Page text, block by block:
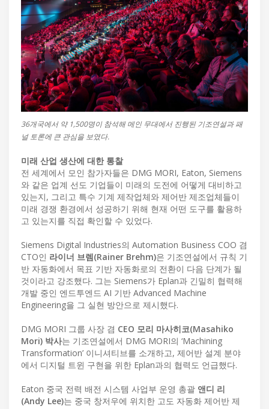
36개국에서 약 1,500명이 참석해 메인 무대에서 진행된 기조연설과 패
널 토론에 큰 관심을 보였다.
미래 산업 생산에 대한 통찰
전 세계에서 모인 참가자들은 DMG MORI, Eaton, Siemens
와 같은 업계 선도 기업들이 미래의 도전에 어떻게 대비하고
있는지, 그리고 특수 기계 제작업체와 제어반 제조업체들이
미래 경쟁 환경에서 성공하기 위해 현재 어떤 도구를 활용하
고 있는지를 직접 확인할 수 있었다.
Siemens Digital Industries의 Automation Business COO 겸
CTO인 라이너 브렘(Rainer Brehm)은 기조연설에서 규칙 기
반 자동화에서 목표 기반 자동화로의 전환이 다음 단계가 될
것이라고 강조했다. 그는 Siemens가 Eplan과 긴밀히 협력해
개발 중인 엔드투엔드 AI 기반 Advanced Machine
Engineering을 그 실현 방안으로 제시했다.
DMG MORI 그룹 사장 겸 CEO 모리 마사히코(Masahiko
Mori) 박사는 기조연설에서 DMG MORI의 ‘Machining
Transformation’ 이니셔티브를 소개하고, 제어반 설계 분야
에서 디지털 트윈 구현을 위한 Eplan과의 협력도 언급했다.
Eaton 중국 전력 배전 시스템 사업부 운영 총괄 앤디 리
(Andy Lee)는 중국 창저우에 위치한 고도 자동화 제어반 제